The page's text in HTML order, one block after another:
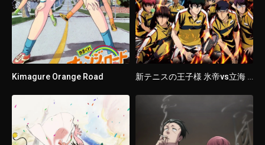
1 - 12 Episodio 12
1 - 13 Episodio 13
1 - 14 Episodio 14
1 - 15 Episodio 15
1 - 16 Episodio 16
Kimagure Orange Road 新テニスの王子様 氷帝vs立海 Game of Future